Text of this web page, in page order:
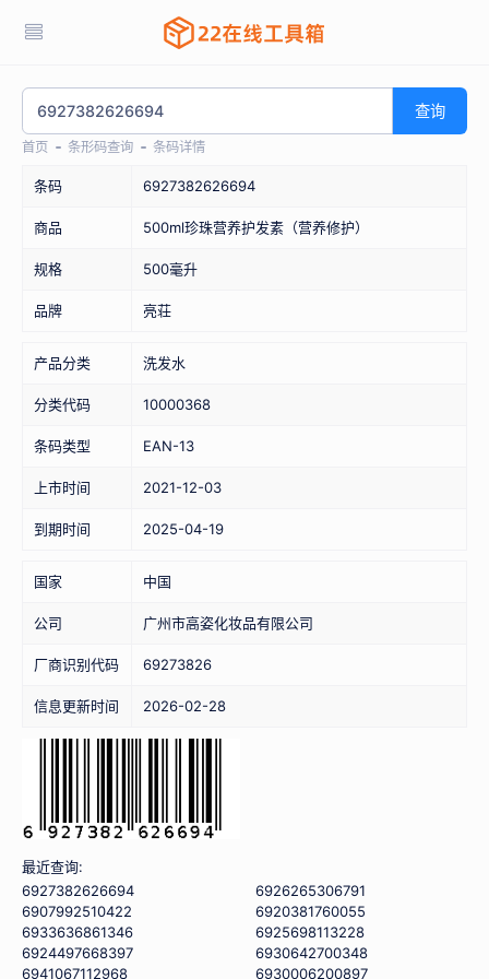
查询
首页 条形码查询 条码详情
条码 6927382626694
商品 500ml珍珠营养护发素（营养修护）
规格 500毫升
品牌 亮荘
产品分类 洗发水
分类代码 10000368
条码类型 EAN-13
上市时间 2021-12-03
到期时间 2025-04-19
国家 中国
公司 广州市高姿化妆品有限公司
厂商识别代码 69273826
信息更新时间 2026-02-28
最近查询:
6927382626694
6926265306791
6907992510422
6920381760055
6933636861346
6925698113228
6924497668397
6930642700348
6941067112968
6930006200897